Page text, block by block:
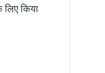
लिए किया